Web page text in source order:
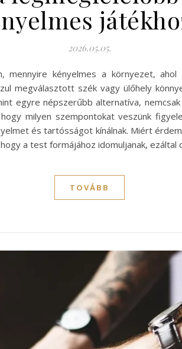
2026.05.05.
kényelmes a környezet,
megválasztott szék vagy ülőhely
egyre népszerűbb alternatíva,
milyen szempontokat veszünk
és tartósságot kínálnak. Miért
a test formájához idomuljanak,
TOVÁBB